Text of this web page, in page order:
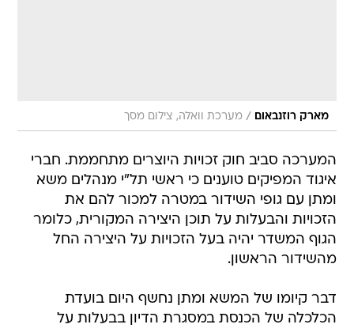
מארק רוזנבאום / מערכת וואלה, צילום מסך
המערכה סביב חוק זכויות היוצרים מתחממת. חברי
איגוד המפיקים טוענים כי ראשי תל"י מנהלים משא
ומתן עם גופי השידור במטרה למכור להם את
הזכויות והבעלות על תוכן היצירה המקורית, כלומר
הגוף המשדר יהיה בעל הזכויות על היצירה החל
מהשידור הראשון.
דבר קיומו של המשא ומתן נחשף היום בועדת
הכלכלה של הכנסת במסגרת הדיון בבעלות על